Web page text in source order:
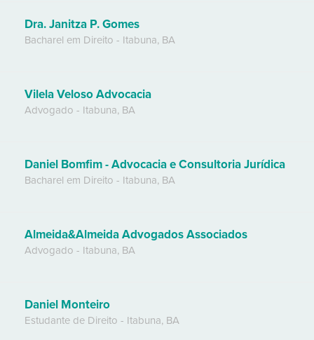
Dra. Janitza P. Gomes
Bacharel em Direito - Itabuna, BA
Vilela Veloso Advocacia
Advogado - Itabuna, BA
Daniel Bomfim - Advocacia e Consultoria Jurídica
Bacharel em Direito - Itabuna, BA
Almeida&Almeida Advogados Associados
Advogado - Itabuna, BA
Daniel Monteiro
Estudante de Direito - Itabuna, BA